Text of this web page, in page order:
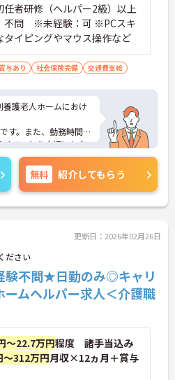
者研修（ヘルパー2級）以上
不問 ※未経験：可 ※PCスキ
タイピングやマウス操作など
与あり 社会保険完備 交通費支給
護老人ホームにおけ
す。また、勤務時間は
ベートを大切にしな
ポイントなど、さら
軽にご相談くださ
無料 紹介してもらう
更新日：2026年02月26日
ださい
験不問★日勤のみ◎キャリ
ムヘルパー求人＜介護職
～22.7万円程度 諸手当込み
～312万円月収×12ヵ月＋賞与